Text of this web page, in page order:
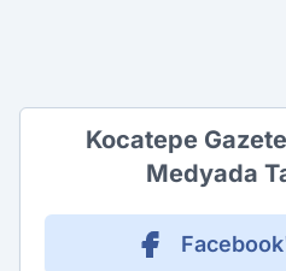
Kocatepe
Medyada